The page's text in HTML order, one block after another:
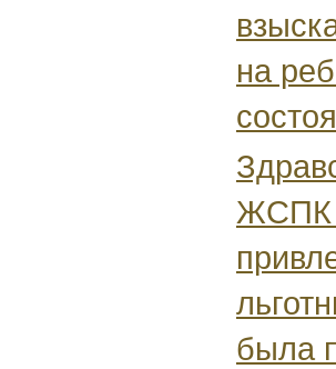
на
ЖСПК
была